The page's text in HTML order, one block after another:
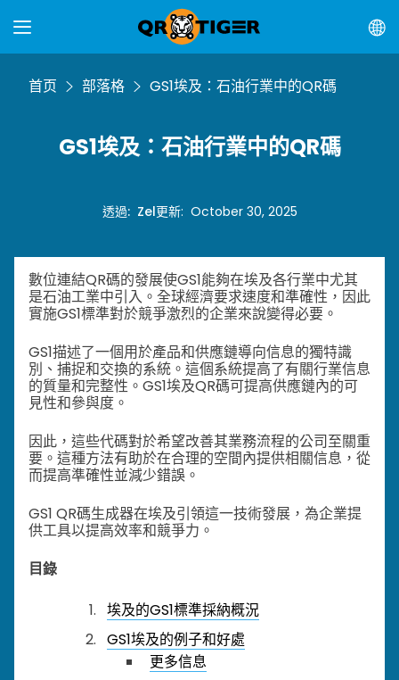
首页 部落格 GS1埃及：石油行業中的QR碼
GS1埃及：石油行業中的QR碼
透過: Zel更新: October 30, 2025
數位連結QR碼的發展使GS1能夠在埃及各行業中尤其
是石油工業中引入。全球經濟要求速度和準確性，因此
實施GS1標準對於競爭激烈的企業來說變得必要。
GS1描述了一個用於產品和供應鏈導向信息的獨特識
別、捕捉和交換的系統。這個系統提高了有關行業信息
的質量和完整性。 GS1埃及QR碼可提高供應鏈內的可
見性和參與度。
因此，這些代碼對於希望改善其業務流程的公司至關重
要。這種方法有助於在合理的空間內提供相關信息，從
而提高準確性並減少錯誤。
GS1 QR碼生成器在埃及引領這一技術發展，為企業提
供工具以提高效率和競爭力。
目錄
埃及的GS1標準採納概況
GS1埃及的例子和好處
更多信息